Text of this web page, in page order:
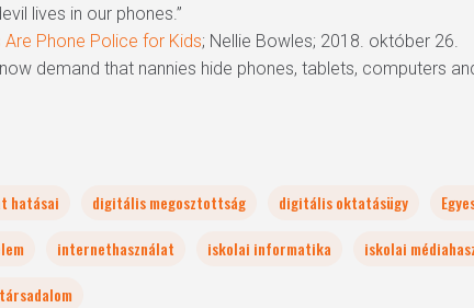
lives in our phones.”
Are Phone Police for Kids; Nellie Bowles; 2018. október 26.
demand that nannies hide phones, tablets, computers
hatásai digitális megosztottság digitális oktatásügy
internethasználat iskolai informatika iskolai